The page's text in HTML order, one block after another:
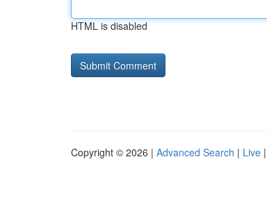
HTML is disabled
Copyright © 2026 | Advanced Search | Live |